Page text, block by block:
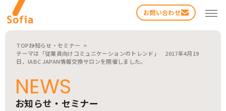
お問い合わせ
TOPお知らせ・セミナー
テーマは「従業員向けコミュニケーションのトレンド」 2017年4月19
日、IABC JAPAN情報交換サロンを開催しました。
NEWS
お知らせ・セミナー